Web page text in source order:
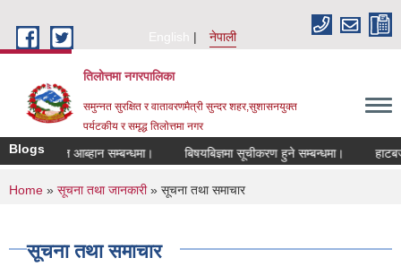
English
नेपाली
तिलोत्तमा नगरपालिका
समुन्नत सुरक्षित र वातावरणमैत्री सुन्दर शहर,सुशासनयुक्त
पर्यटकीय र समृद्ध तिलाेत्तमा नगर
Blogsआब्हान सम्बन्धमा। बिषयबिज्ञमा सूचीकरण हुने सम्बन्धमा। हाटबजार
You are here
Home » सूचना तथा जानकारी» सूचना तथा समाचार
सूचना तथा समाचार